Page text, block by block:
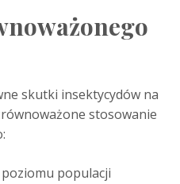
skutki insektycydów na
stosowanie
populacji